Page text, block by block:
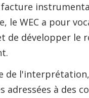
facture
le WEC a pour
de développer le
de
adressées à des